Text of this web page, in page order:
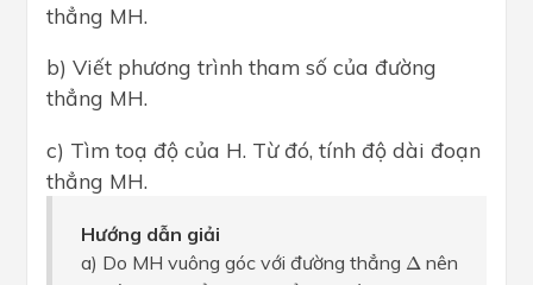
thẳng MH.
b) Viết phương trình tham số của đường
thẳng MH.
c) Tìm toạ độ của H. Từ đó, tính độ dài đoạn
thẳng MH.
Hướng dẫn giải
a) Do MH vuông góc với đường thẳng Δ
Δ nên